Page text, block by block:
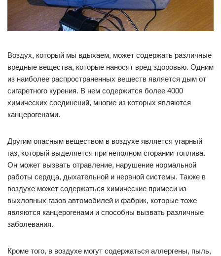
Воздух, который мы вдыхаем, может содержать различные
вредные вещества, которые наносят вред здоровью. Одним
из наиболее распространенных веществ является дым от
сигаретного курения. В нем содержится более 4000
химических соединений, многие из которых являются
канцерогенами.
Другим опасным веществом в воздухе является угарный
газ, который выделяется при неполном сгорании топлива.
Он может вызвать отравление, нарушение нормальной
работы сердца, дыхательной и нервной системы. Также в
воздухе может содержаться химические примеси из
выхлопных газов автомобилей и фабрик, которые тоже
являются канцерогенами и способны вызвать различные
заболевания.
Кроме того, в воздухе могут содержаться аллергены, пыль,